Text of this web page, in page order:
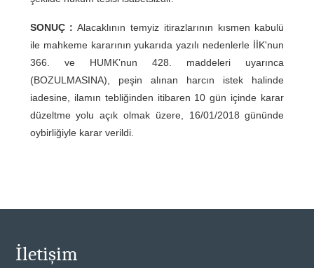
SONUÇ : Alacaklının temyiz itirazlarının kısmen kabulü
ile mahkeme kararının yukarıda yazılı nedenlerle İİK'nun
366. ve HUMK’nun 428. maddeleri uyarınca
(BOZULMASINA), peşin alınan harcın istek halinde
iadesine, ilamın tebliğinden itibaren 10 gün içinde karar
düzeltme yolu açık olmak üzere, 16/01/2018 gününde
oybirliğiyle karar verildi.
İletişim